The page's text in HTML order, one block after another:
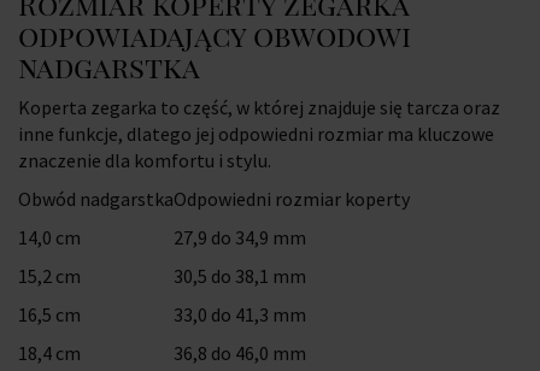
odpowiadający obwodowi
nadgarstka
Koperta zegarka to część, w której znajduje się tarcza oraz
inne funkcje, dlatego jej odpowiedni rozmiar ma kluczowe
znaczenie dla komfortu i stylu.
Obwód nadgarstkaOdpowiedni rozmiar koperty
14,0 cm
27,9 do 34,9 mm
15,2 cm
30,5 do 38,1 mm
16,5 cm
33,0 do 41,3 mm
18,4 cm
36,8 do 46,0 mm